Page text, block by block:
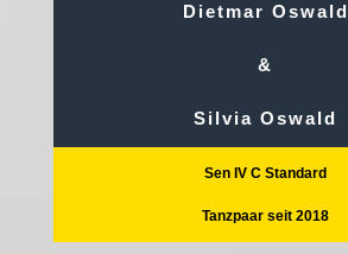
Dietmar Oswald
&
Silvia Oswald
Sen IV C Standard
Tanzpaar seit 2018